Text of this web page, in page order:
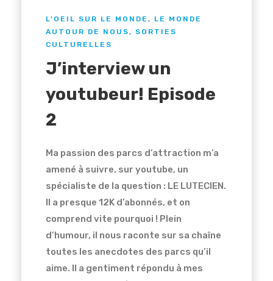
L'OEIL SUR LE MONDE , LE MONDE
AUTOUR DE NOUS , SORTIES
CULTURELLES
J’interview un
youtubeur! Episode
2
Ma passion des parcs d’attraction m’a
amené à suivre, sur youtube, un
spécialiste de la question : LE LUTECIEN.
Il a presque 12K d’abonnés, et on
comprend vite pourquoi ! Plein
d’humour, il nous raconte sur sa chaîne
toutes les anecdotes des parcs qu’il
aime. Il a gentiment répondu à mes